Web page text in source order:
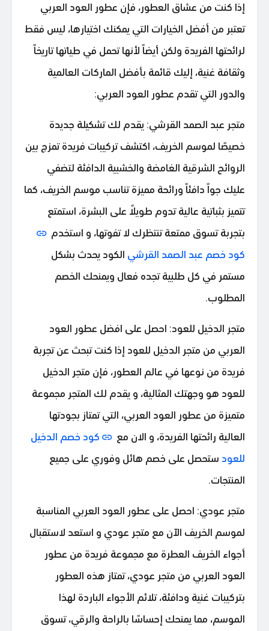
إذا كنت من عشاق العطور، فإن عطور العود العربي
تعتبر من أفضل الخيارات التي يمكنك اختيارها، ليس فقط
لرائحتها الفريدة ولكن أيضاً لأنها تحمل في طياتها تاريخاً
وثقافة غنية، إليك قائمة بأفضل الماركات العالمية
والدور التي تقدم عطور العود العربي:
متجر عبد الصمد القرشي: يقدم لك تشكيلة جديدة
خصيصًا لموسم الخريف، اكتشف تركيبات فريدة تمزج بين
الروائح الشرقية الغامضة والخشبية الدافئة لتضفي
عليك جواً دافئاً ورائحة مميزة تناسب موسم الخريف، كما
تتميز بثباتية عالية تدوم طويلاً على البشرة، استمتع
بتجربة تسوق ممتعة تنتظرك لا تفوتها، و استخدم
كود خصم عبد الصمد القرشي الكود يحدث بشكل
مستمر في كل طلبية تجده فعال ويمنحك الخصم
المطلوب.
متجر الدخيل للعود: احصل على افضل عطور العود
العربي من متجر الدخيل للعود إذا كنت تبحث عن تجربة
فريدة من نوعها في عالم العطور، فإن متجر الدخيل
للعود هو وجهتك المثالية، و يقدم لك المتجر مجموعة
متميزة من عطور العود العربي، التي تمتاز بجودتها
العالية رائحتها الفريدة، و الان مع
كود خصم الدخيل
للعود ستحصل على خصم هائل وفوري على جميع
المنتجات.
متجر عودي: احصل على عطور العود العربي المناسبة
لموسم الخريف الآن مع متجر عودي و استعد لاستقبال
أجواء الخريف العطرة مع مجموعة فريدة من عطور
العود العربي من متجر عودي، تمتاز هذه العطور
بتركيبات غنية ودافئة، تلائم الأجواء الباردة لهذا
الموسم، مما يمنحك إحساسًا بالراحة والرقي، تسوق